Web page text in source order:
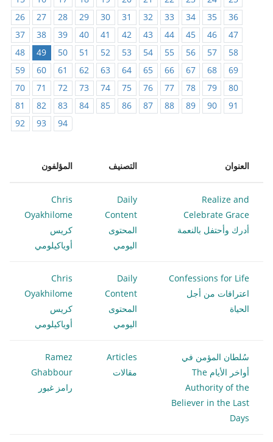
26
27 28 29 30 31 32 33 34 35
36
37
38 39 40 41 42 43 44 45 46
47
48
49 50 51 52 53 54 55 56 57
58
59
60 61 62 63 64 65 66 67 68
69
70
71 72 73 74 75 76 77 78 79
80
81
82 83 84 85 86 87 88 89 90
91
92
93 94
العنوان التصنيف المؤلفون
Realize and
Celebrate Grace
أدرك وأحتفل بالنعمة
Daily
Content
المحتوى
اليومي
Chris
Oyakhilome
كريس
أوياكيلومي
Confessions for Life
اعترافات من أجل
الحياة
Daily
Content
المحتوى
اليومي
Chris
Oyakhilome
كريس
أوياكيلومي
سُلطان المؤمن في
أواخر الأيام The
Authority of the
Believer in the Last
Days
Articles
مقالات
Ramez
Ghabbour
رامز غبور